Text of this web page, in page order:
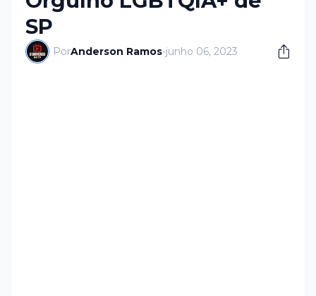
SP
PorAnderson Ramos-junho 06, 2023